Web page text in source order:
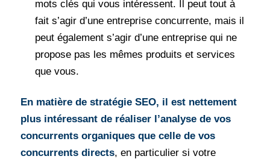
mots clés qui vous intéressent. Il peut tout à
fait s’agir d’une entreprise concurrente, mais il
peut également s’agir d’une entreprise qui ne
propose pas les mêmes produits et services
que vous.
En matière de stratégie SEO, il est nettement
plus intéressant de réaliser l’analyse de vos
concurrents organiques que celle de vos
concurrents directs, en particulier si votre